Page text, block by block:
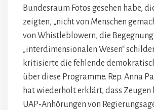
Bundesraum Fotos gesehen habe,
zeigten, „nicht von Menschen
von Whistleblowern, die
„interdimensionalen Wesen“
kritisierte die fehlende
über diese Programme. Rep. Anna
hat wiederholt erklärt, dass Zeugen
UAP‑Anhörungen von